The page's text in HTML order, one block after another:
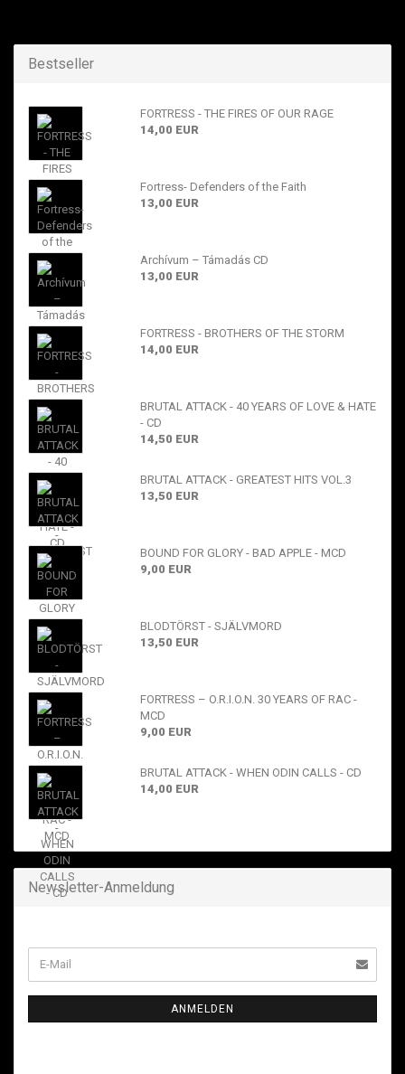
Bestseller
FORTRESS - THE FIRES OF OUR RAGE
14,00 EUR
Fortress- Defenders of the Faith
13,00 EUR
Archívum – Támadás CD
13,00 EUR
FORTRESS - BROTHERS OF THE STORM
14,00 EUR
BRUTAL ATTACK - 40 YEARS OF LOVE & HATE
- CD
14,50 EUR
BRUTAL ATTACK - GREATEST HITS VOL.3
13,50 EUR
BOUND FOR GLORY - BAD APPLE - MCD
9,00 EUR
BLODTÖRST - SJÄLVMORD
13,50 EUR
FORTRESS – O.R.I.O.N. 30 YEARS OF RAC -
MCD
9,00 EUR
BRUTAL ATTACK - WHEN ODIN CALLS - CD
14,00 EUR
Newsletter-Anmeldung
ANMELDEN